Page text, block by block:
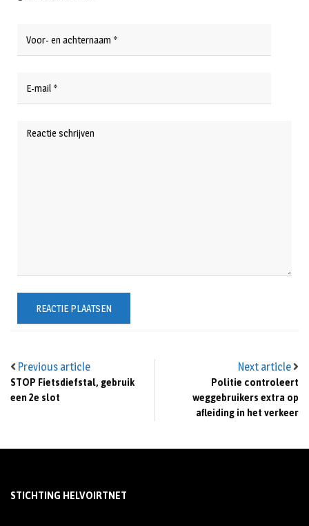
Previous article
STOP Fietsdiefstal, gebruik
een 2e slot
Next article
Politie controleert
weggebruikers extra op
afleiding in het verkeer
STICHTING HELVOIRTNET